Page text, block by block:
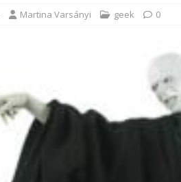
Martina Varsányi geek 0